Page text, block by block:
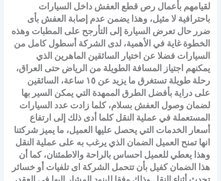
لقيامهم بأعمال رص قطع العفش داخل السيارات
باحترافية لا مثيل، وهذا يضمن عدم إصابة العفش بأى
ضرر حال تعرض السيارة إلى التأرجح على المطبات وهذه
الخطوة غاية في الأهمية، لدى الشركة أسطول كامل من
السيارات فضلا عن اختيار السائقين الماهرين الذي
يمكنهم اجتياز المسافة الطويلة من الرياض حتى العراق،
رحلة طويلة تستغرق ما يزيد عن ١٥ ساعة، السائقين
على دراية بأفضل الطرق الممهدة التي يمكن السير بها
لضمان وصول العفش بسلام، كلما زادت عدد السيارات
المستعملة في عملية النقل كلما أدى ذلك إلى ارتفاع
أسعار الخدمات التي يحصل عليها العميل، ما يميز شركتنا
انها تمنح العميل الضمان الذي يرغب به على عملية النقل
وهذا يعطي للعميل احساس بالراحة والاطمئنان، كما أن
هذا الضمان كفيل بأن تتحمل الشركة اى تلفيات أو خسائر